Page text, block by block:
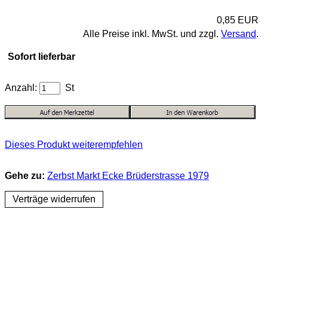
0,85 EUR
Alle Preise inkl. MwSt. und zzgl. Versand.
Sofort lieferbar
Anzahl: St
Dieses Produkt weiterempfehlen
Gehe zu: Zerbst Markt Ecke Brüderstrasse 1979
Verträge widerrufen